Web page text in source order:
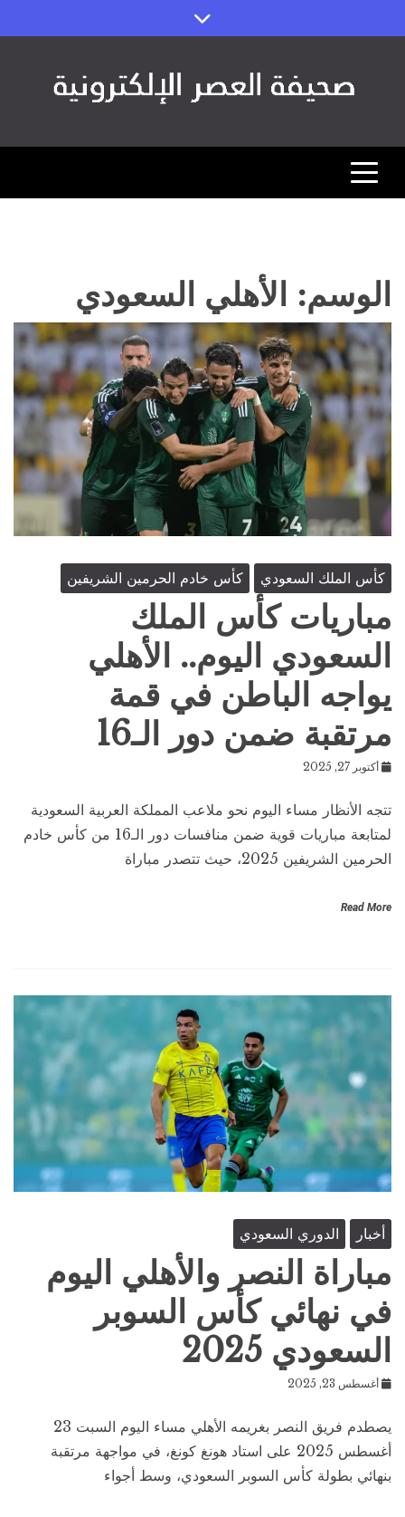
to
صحيفة العصر
الوسم: الأهلي السعودي
كأس الملك السعودي كأس خادم الحرمين الشريفين
مباريات كأس الملك
السعودي اليوم.. الأهلي
يواجه الباطن في قمة
مرتقبة ضمن دور الـ16
أكتوبر 27, 2025
تتجه الأنظار مساء اليوم نحو ملاعب المملكة العربية السعودية
لمتابعة مباريات قوية ضمن منافسات دور الـ16 من كأس خادم
الحرمين الشريفين 2025، حيث تتصدر مباراة
Read More
أخبار الدوري السعودي
مباراة النصر والأهلي اليوم
في نهائي كأس السوبر
السعودي 2025
أغسطس 23, 2025
يصطدم فريق النصر بغريمه الأهلي مساء اليوم السبت 23
أغسطس 2025 على استاد هونغ كونغ، في مواجهة مرتقبة
بنهائي بطولة كأس السوبر السعودي، وسط أجواء